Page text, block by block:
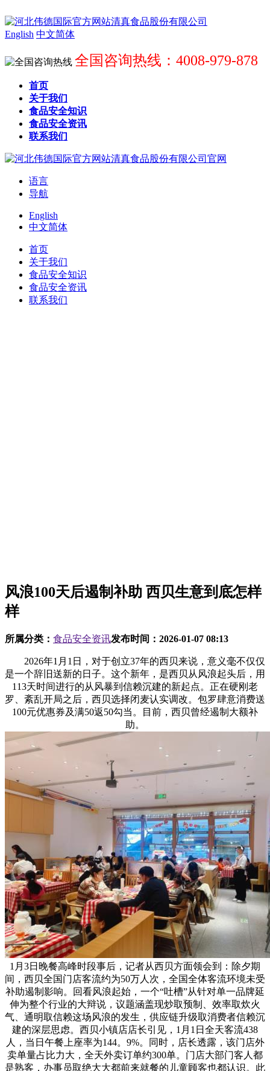
English 中文简体
全国咨询热线：4008-979-878
首页
关于我们
食品安全知识
食品安全资讯
联系我们
语言
导航
English
中文简体
首页
关于我们
食品安全知识
食品安全资讯
联系我们
风浪100天后遏制补助 西贝生意到底怎样
样
所属分类： 食品安全资讯发布时间： 2026-01-07 08:13
2026年1月1日，对于创立37年的西贝来说，意义毫不仅仅
是一个辞旧送新的日子。这个新年，是西贝从风浪起头后，用
113天时间进行的从风暴到信赖沉建的新起点。正在硬刚老
罗、紊乱开局之后，西贝选择闭麦认实调改。包罗肆意消费送
100元优惠券及满50返50勾当。目前，西贝曾经遏制大额补
助。
1月3日晚餐高峰时段事后，记者从西贝方面领会到：除夕期
间，西贝全国门店客流约为50万人次，全国全体客流环境未受
补助遏制影响。回看风浪起始，一个“吐槽”从针对单一品牌延
伸为整个行业的大辩说，议题涵盖现炒取预制、效率取炊火
气、通明取信赖这场风浪的发生，供应链升级取消费者信赖沉
建的深层思虑。西贝小镇店店长引见，1月1日全天客流438
人，当日午餐上座率为144。9%。同时，店长透露，该门店外
卖单量占比力大，全天外卖订单约300单。门店大部门客人都
是熟客，办事员取绝大大都前来就餐的儿童顾客也都认识。此